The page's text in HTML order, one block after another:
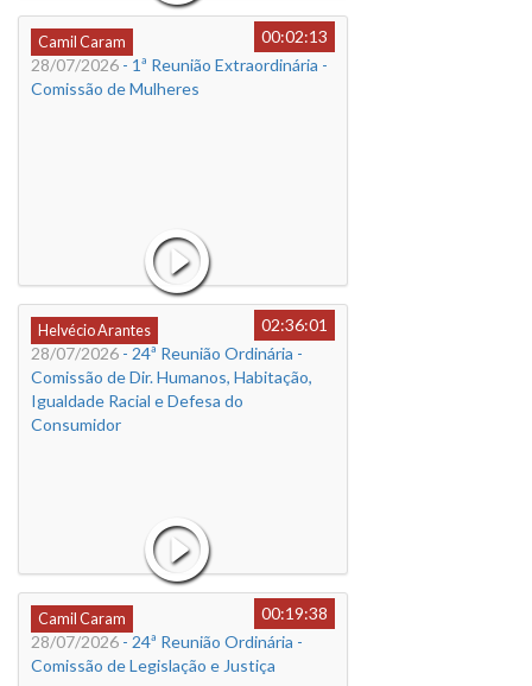
Camil Caram
00:02:13
28/07/2026 - 1ª Reunião Extraordinária -
Comissão de Mulheres
Helvécio Arantes
02:36:01
28/07/2026 - 24ª Reunião Ordinária -
Comissão de Dir. Humanos, Habitação,
Igualdade Racial e Defesa do
Consumidor
Camil Caram
00:19:38
28/07/2026 - 24ª Reunião Ordinária -
Comissão de Legislação e Justiça